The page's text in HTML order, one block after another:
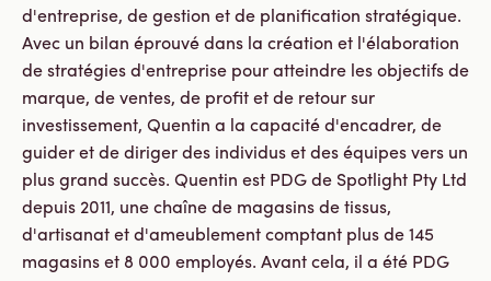
Suivi des cadeaux
À propos de nous
Se connecter
Vous magasinez actuellement dans Canada CHANGER
d'entreprise, de gestion et de planification stratégique.
Avec un bilan éprouvé dans la création et l'élaboration
de stratégies d'entreprise pour atteindre les objectifs de
marque, de ventes, de profit et de retour sur
investissement, Quentin a la capacité d'encadrer, de
guider et de diriger des individus et des équipes vers un
plus grand succès. Quentin est PDG de Spotlight Pty Ltd
depuis 2011, une chaîne de magasins de tissus,
d'artisanat et d'ameublement comptant plus de 145
magasins et 8 000 employés. Avant cela, il a été PDG